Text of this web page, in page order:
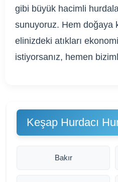
gibi büyük hacimli
sunuyoruz. Hem doğaya
elinizdeki atıkları
istiyorsanız, hemen
Keşap Hurdacı
Bakır